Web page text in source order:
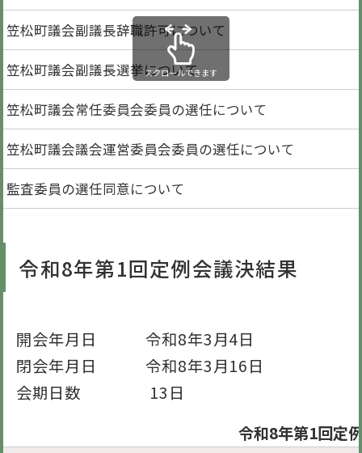
笠松町議会副議長辞職許可について
笠松町議会副議長選挙について
笠松町議会常任委員会委員の選任について
笠松町議会議会運営委員会委員の選任について
監査委員の選任同意について
スクロールできます
令和8年第1回定例会議決結果
開会年月日 令和8年3月4日
閉会年月日 令和8年3月16日
会期日数 13日
令和8年第1回定